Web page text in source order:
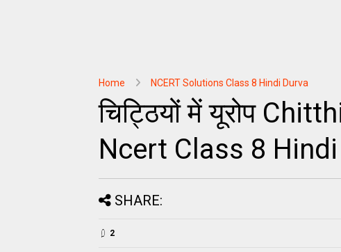
Home NCERT Solutions Class 8 Hindi Durva
चिट्ठियों में यूरोप
Ncert Class 8
SHARE:
2